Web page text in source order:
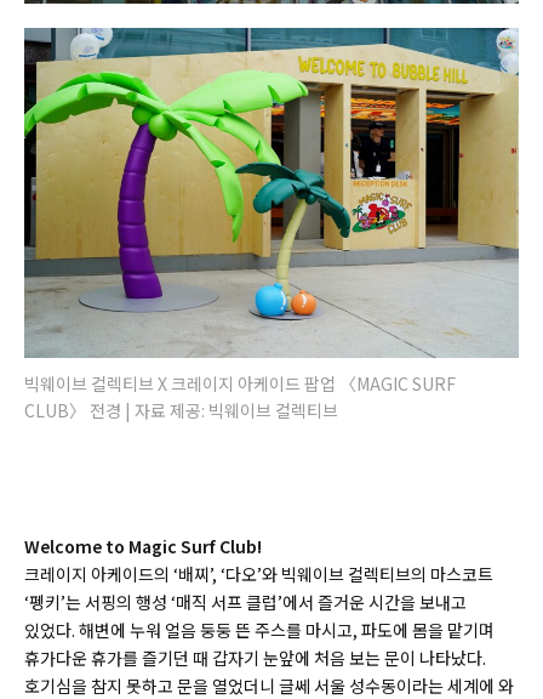
빅웨이브 컬렉티브 X 크레이지 아케이드 팝업 〈MAGIC SURF
CLUB〉 전경 | 자료 제공: 빅웨이브 컬렉티브
Welcome to Magic Surf Club!
크레이지 아케이드의 ‘배찌’, ‘다오’와 빅웨이브 컬렉티브의 마스코트
‘펭키’는 서핑의 행성 ‘매직 서프 클럽’에서 즐거운 시간을 보내고
있었다. 해변에 누워 얼음 둥둥 뜬 주스를 마시고, 파도에 몸을 맡기며
휴가다운 휴가를 즐기던 때 갑자기 눈앞에 처음 보는 문이 나타났다.
호기심을 참지 못하고 문을 열었더니 글쎄 서울 성수동이라는 세계에 와